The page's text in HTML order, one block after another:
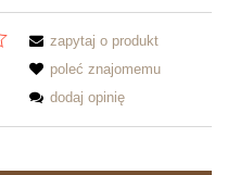
zapytaj o produkt
poleć znajomemu
dodaj opinię